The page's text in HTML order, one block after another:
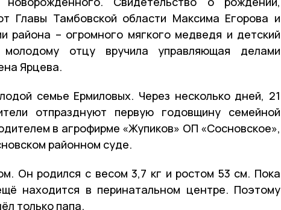
Главы Тамбовской области Максима Егорова и
района – огромного мягкого медведя и детский
отцу вручила управляющая делами
Ярцева.
семье Ермиловых. Через несколько дней, 21
отпразднуют первую годовщину семейной
в агрофирме «Жупиков» ОП «Сосновское»,
районном суде.
Он родился с весом 3,7 кг и ростом 53 см. Пока
находится в перинатальном центре. Поэтому
только папа.